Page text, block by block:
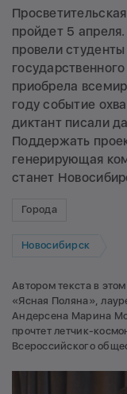
пройдет 5
провели
приобрела
году событие
диктант писали
Поддержать
генерирующая
станет
Города
Новосибирск
Автором текста в
«Ясная Поляна»,
Андерсена Марина
прочтет летчик-
Всероссийского